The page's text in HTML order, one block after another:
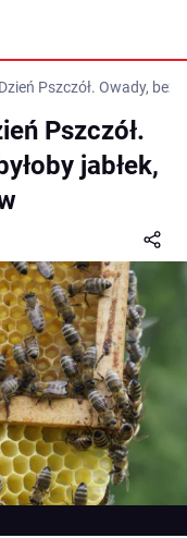
Pszczół. Owady,
Pszczół.
jabłek,